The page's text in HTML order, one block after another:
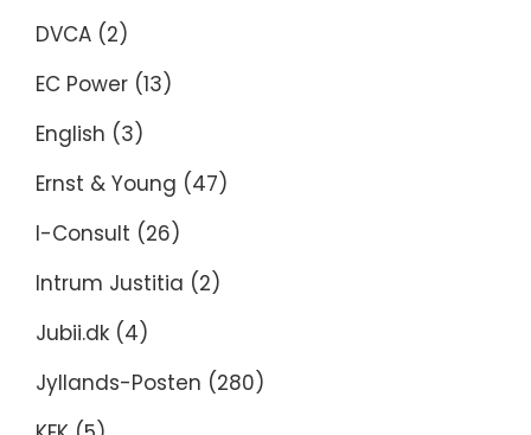
DVCA (2)
EC Power (13)
English (3)
Ernst & Young (47)
I-Consult (26)
Intrum Justitia (2)
Jubii.dk (4)
Jyllands-Posten (280)